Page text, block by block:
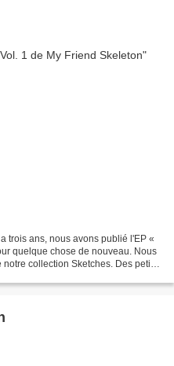
trois ans, nous avons publié l'EP «
quelque chose de nouveau. Nous
collection Sketches. Des petits